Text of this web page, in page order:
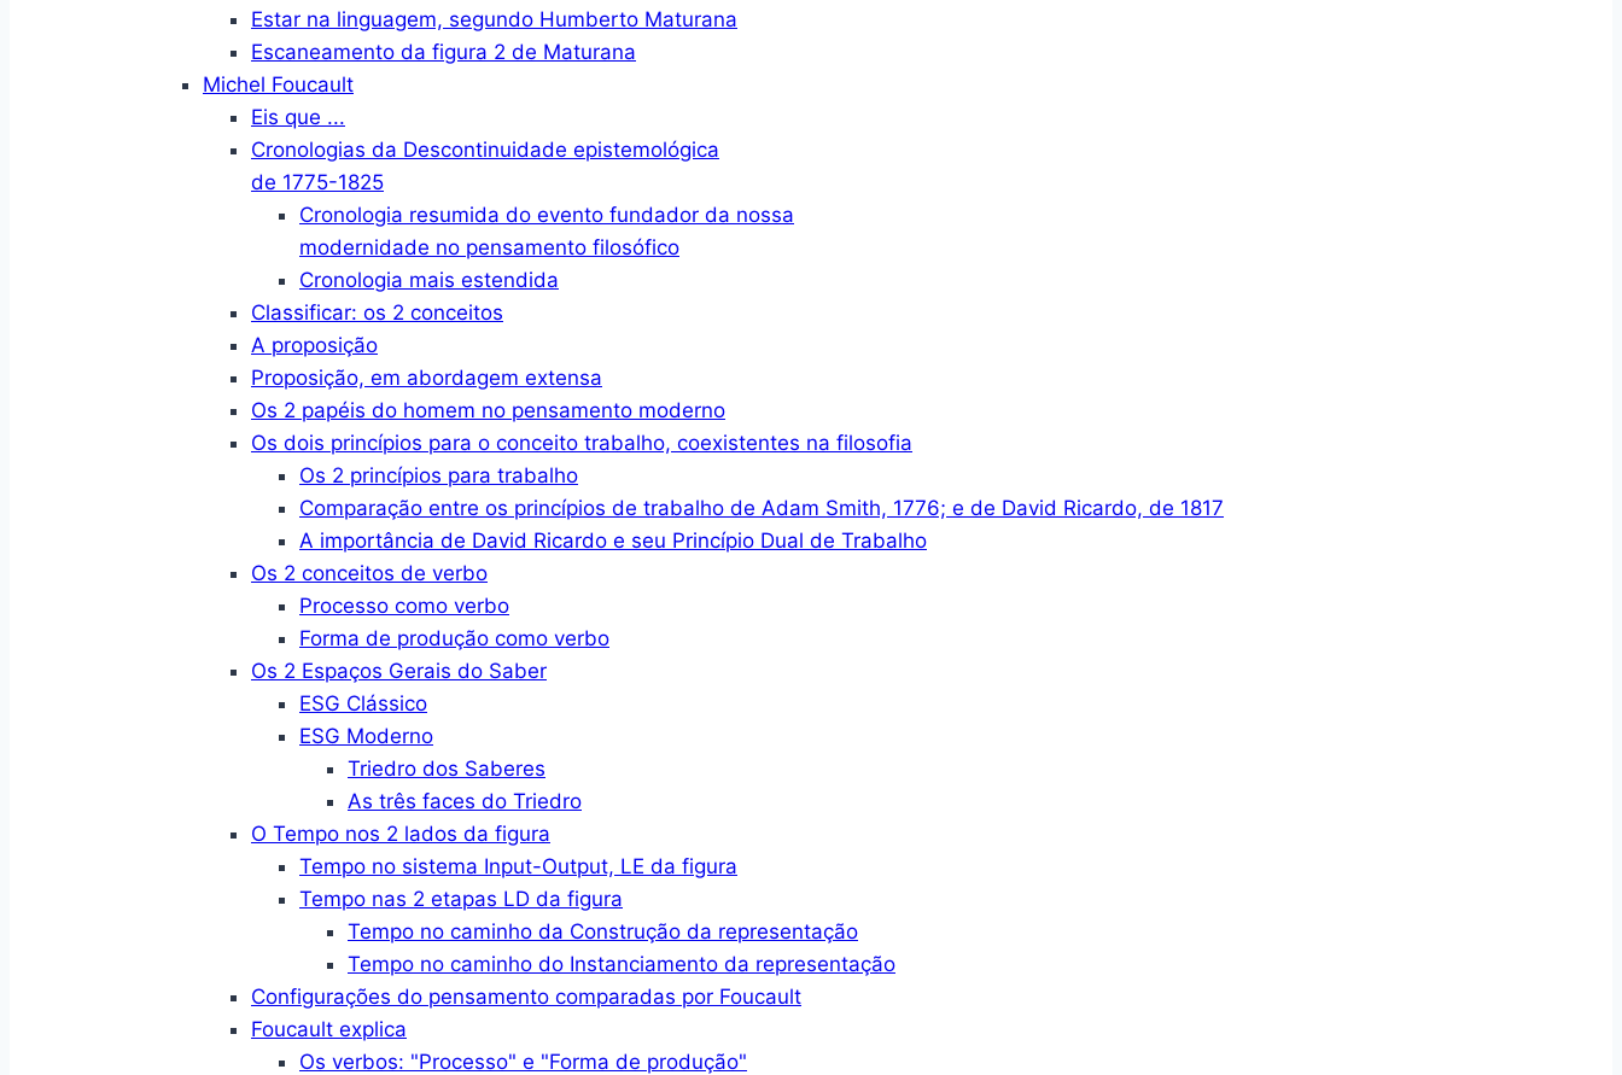
Estar na linguagem, segundo Humberto Maturana
Escaneamento da figura 2 de Maturana
Michel Foucault
Eis que ...
Cronologias da Descontinuidade epistemológica
de 1775-1825
Cronologia resumida do evento fundador da nossa
modernidade no pensamento filosófico
Cronologia mais estendida
Classificar: os 2 conceitos
A proposição
Proposição, em abordagem extensa
Os 2 papéis do homem no pensamento moderno
Os dois princípios para o conceito trabalho, coexistentes na filosofia
Os 2 princípios para trabalho
Comparação entre os princípios de trabalho de Adam Smith, 1776; e de David Ricardo, de 1817
A importância de David Ricardo e seu Princípio Dual de Trabalho
Os 2 conceitos de verbo
Processo como verbo
Forma de produção como verbo
Os 2 Espaços Gerais do Saber
ESG Clássico
ESG Moderno
Triedro dos Saberes
As três faces do Triedro
O Tempo nos 2 lados da figura
Tempo no sistema Input-Output, LE da figura
Tempo nas 2 etapas LD da figura
Tempo no caminho da Construção da representação
Tempo no caminho do Instanciamento da representação
Configurações do pensamento comparadas por Foucault
Foucault explica
Os verbos: "Processo" e "Forma de produção"